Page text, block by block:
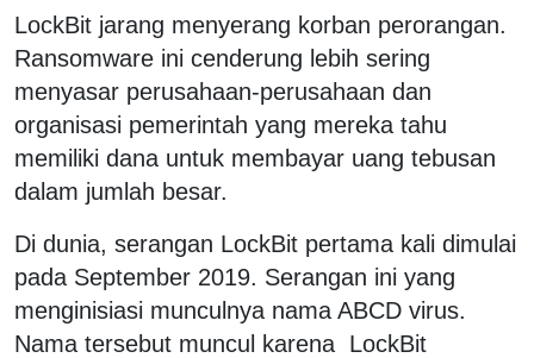
LockBit jarang menyerang korban perorangan.
Ransomware ini cenderung lebih sering
menyasar perusahaan-perusahaan dan
organisasi pemerintah yang mereka tahu
memiliki dana untuk membayar uang tebusan
dalam jumlah besar.
Di dunia, serangan LockBit pertama kali dimulai
pada September 2019. Serangan ini yang
menginisiasi munculnya nama ABCD virus.
Nama tersebut muncul karena LockBit